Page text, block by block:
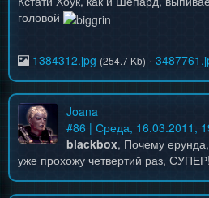
головой
1384312.jpg (254.7 Kb) ·
Joana
#86 | Среда, 16.03.2011,
blackbox, Почему
уже прохожу четвертий раз,